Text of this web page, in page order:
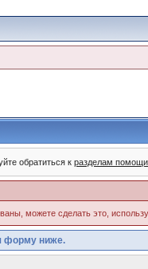
обратиться кразделам помощи
можете сделать это,
форму ниже.